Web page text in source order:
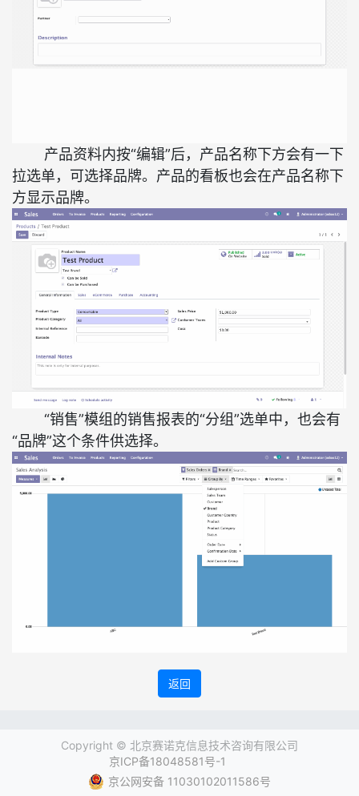
产品资料内按“编辑”后，产品名称下方会有一下
拉选单，可选择品牌。产品的看板也会在产品名称下
方显示品牌。
“销售”模组的销售报表的“分组”选单中，也会有
“品牌”这个条件供选择。
返回
Copyright © 北京赛诺克信息技术咨询有限公司
京ICP备18048581号-1
京公网安备 11030102011586号